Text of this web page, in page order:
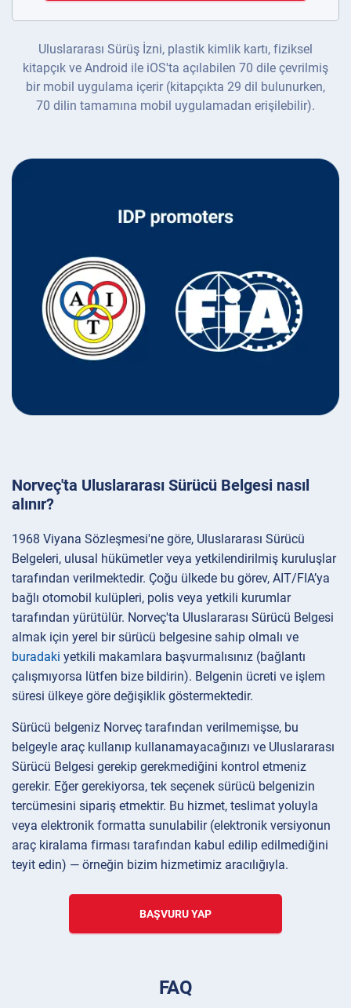
Uluslararası Sürüş İzni, plastik kimlik kartı, fiziksel
kitapçık ve Android ile iOS'ta açılabilen 70 dile çevrilmiş
bir mobil uygulama içerir (kitapçıkta 29 dil bulunurken,
70 dilin tamamına mobil uygulamadan erişilebilir).
Norveç'ta Uluslararası Sürücü Belgesi nasıl
alınır?
1968 Viyana Sözleşmesi'ne göre, Uluslararası Sürücü
Belgeleri, ulusal hükümetler veya yetkilendirilmiş kuruluşlar
tarafından verilmektedir. Çoğu ülkede bu görev, AIT/FIA’ya
bağlı otomobil kulüpleri, polis veya yetkili kurumlar
tarafından yürütülür. Norveç'ta Uluslararası Sürücü Belgesi
almak için yerel bir sürücü belgesine sahip olmalı ve
buradaki yetkili makamlara başvurmalısınız (bağlantı
çalışmıyorsa lütfen bize bildirin). Belgenin ücreti ve işlem
süresi ülkeye göre değişiklik göstermektedir.
Sürücü belgeniz Norveç tarafından verilmemişse, bu
belgeyle araç kullanıp kullanamayacağınızı ve Uluslararası
Sürücü Belgesi gerekip gerekmediğini kontrol etmeniz
gerekir. Eğer gerekiyorsa, tek seçenek sürücü belgenizin
tercümesini sipariş etmektir. Bu hizmet, teslimat yoluyla
veya elektronik formatta sunulabilir (elektronik versiyonun
araç kiralama firması tarafından kabul edilip edilmediğini
teyit edin) — örneğin bizim hizmetimiz aracılığıyla.
BAŞVURU YAP
FAQ